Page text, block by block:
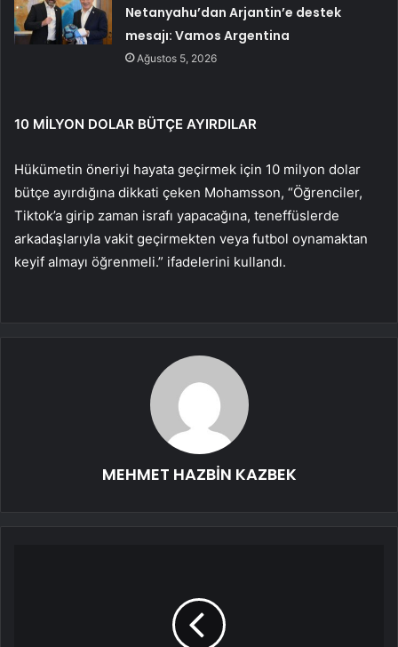
Netanyahu’dan Arjantin’e destek
mesajı: Vamos Argentina
Ağustos 5, 2026
10 MİLYON DOLAR BÜTÇE AYIRDILAR
Hükümetin öneriyi hayata geçirmek için 10 milyon dolar
bütçe ayırdığına dikkati çeken Mohamsson, “Öğrenciler,
Tiktok’a girip zaman israfı yapacağına, teneffüslerde
arkadaşlarıyla vakit geçirmekten veya futbol oynamaktan
keyif almayı öğrenmeli.” ifadelerini kullandı.
MEHMET HAZBİN KAZBEK